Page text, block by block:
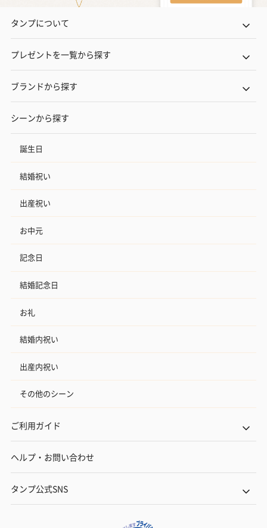
タンプについて
プレゼントを一覧から探す
ブランドから探す
シーンから探す
誕生日
結婚祝い
出産祝い
お中元
記念日
結婚記念日
お礼
結婚内祝い
出産内祝い
その他のシーン
ご利用ガイド
ヘルプ・お問い合わせ
タンプ公式SNS